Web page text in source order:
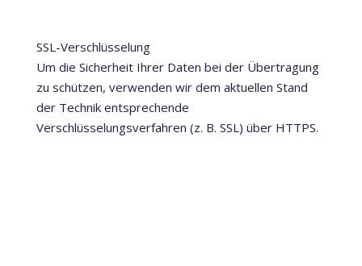
SSL-Verschlüsselung
Um die Sicherheit Ihrer Daten bei der Übertragung
zu schützen, verwenden wir dem aktuellen Stand
der Technik entsprechende
Verschlüsselungsverfahren (z. B. SSL) über HTTPS.